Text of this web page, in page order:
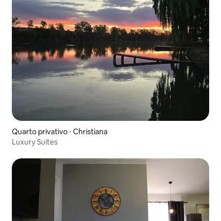
Quarto privativo ⋅ Christiana
Luxury Suites